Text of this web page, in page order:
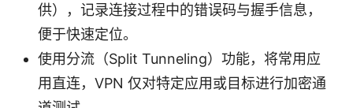
供），记录连接过程中的错误码与握手信息，
便于快速定位。
使用分流（Split Tunneling）功能，将常用应
用直连，VPN 仅对特定应用或目标进行加密通